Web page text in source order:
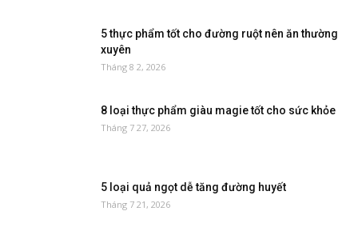
5 thực phẩm tốt cho đường ruột nên ăn thường
xuyên
Tháng 8 2, 2026
8 loại thực phẩm giàu magie tốt cho sức khỏe
Tháng 7 27, 2026
5 loại quả ngọt dễ tăng đường huyết
Tháng 7 21, 2026